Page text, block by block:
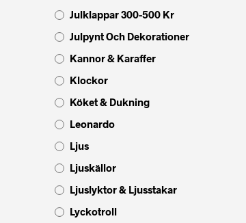
Julklappar 300-500 Kr
Julpynt Och Dekorationer
Kannor & Karaffer
Klockor
Köket & Dukning
Leonardo
Ljus
Ljuskällor
Ljuslyktor & Ljusstakar
Lyckotroll